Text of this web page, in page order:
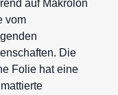
auf Makrolon
vom
Die
Folie hat eine